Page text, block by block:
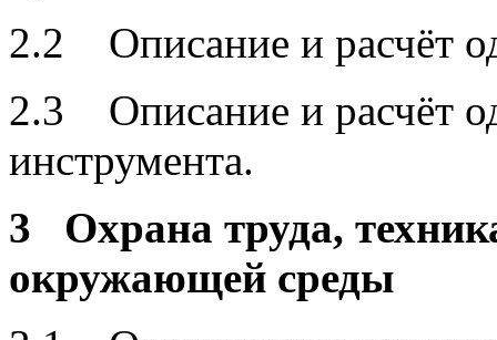
2.2 Описание и расчёт
2.3 Описание и расчёт
инструмента.
3 Охрана труда,
окружающей среды